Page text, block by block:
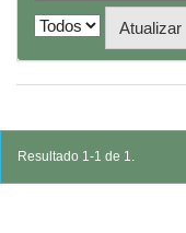
Resultado 1-1 de 1.